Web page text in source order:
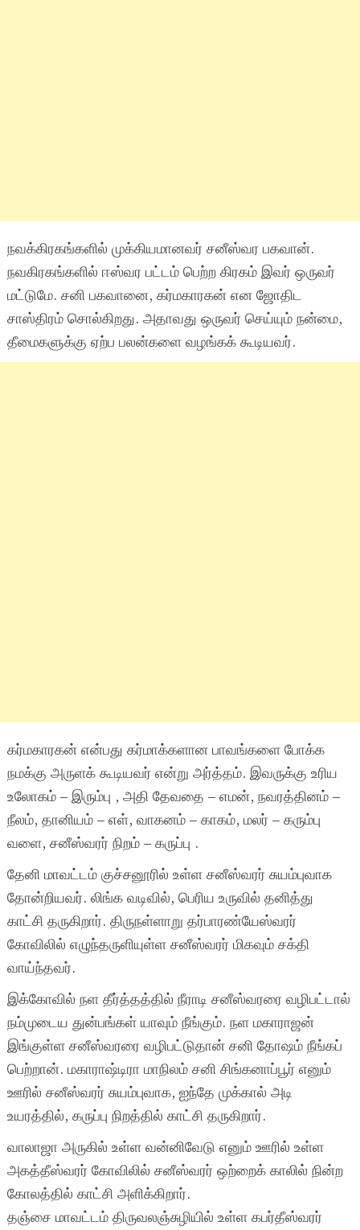
நவக்கிரகங்களில் முக்கியமானவர் சனீஸ்வர பகவான்.
நவகிரகங்களில் ஈஸ்வர பட்டம் பெற்ற கிரகம் இவர் ஒருவர்
மட்டுமே. சனி பகவானை, கர்மகாரகன் என ஜோதிட
சாஸ்திரம் சொல்கிறது. அதாவது ஒருவர் செய்யும் நன்மை,
தீமைகளுக்கு ஏற்ப பலன்களை வழங்கக் கூடியவர்.
கர்மகாரகன் என்பது கர்மாக்களான பாவங்களை போக்க
நமக்கு அருளக் கூடியவர் என்று அர்த்தம். இவருக்கு உரிய
உலோகம் – இரும்பு , அதி தேவதை – எமன், நவரத்தினம் –
நீலம், தானியம் – எள், வாகனம் – காகம், மலர் – கரும்பு
வளை, சனீஸ்வரர் நிறம் – கருப்பு .
தேனி மாவட்டம் குச்சனூரில் உள்ள சனீஸ்வரர் சுயம்புவாக
தோன்றியவர். லிங்க வடிவில், பெரிய உருவில் தனித்து
காட்சி தருகிறார். திருநள்ளாறு தர்பாரண்யேஸ்வரர்
கோவிலில் எழுந்தருளியுள்ள சனீஸ்வரர் மிகவும் சக்தி
வாய்ந்தவர்.
இக்கோவில் நள தீர்த்தத்தில் நீராடி சனீஸ்வரரை வழிபட்டால்
நம்முடைய துன்பங்கள் யாவும் நீங்கும். நள மகாராஜன்
இங்குள்ள சனீஸ்வரரை வழிபட்டுதான் சனி தோஷம் நீங்கப்
பெற்றான். மகாராஷ்டிரா மாநிலம் சனி சிங்கனாப்பூர் எனும்
ஊரில் சனீஸ்வரர் சுயம்புவாக, ஐந்தே முக்கால் அடி
உயரத்தில், கருப்பு நிறத்தில் காட்சி தருகிறார்.
வாலாஜா அருகில் உள்ள வன்னிவேடு எனும் ஊரில் உள்ள
அகத்தீஸ்வரர் கோவிலில் சனீஸ்வரர் ஒற்றைக் காலில் நின்ற
கோலத்தில் காட்சி அளிக்கிறார்.
தஞ்சை மாவட்டம் திருவலஞ்சுழியில் உள்ள கபர்தீஸ்வரர்